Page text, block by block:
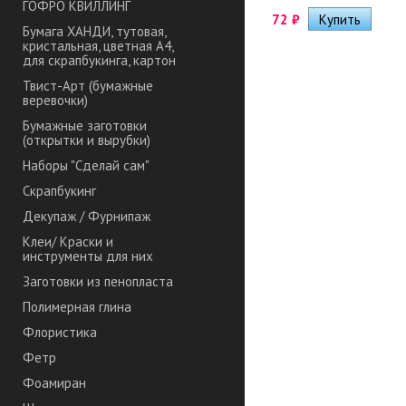
ГОФРО КВИЛЛИНГ
Бумага ХАНДИ, тутовая,
кристальная, цветная А4,
для скрапбукинга, картон
Твист-Арт (бумажные
веревочки)
Бумажные заготовки
(открытки и вырубки)
Наборы "Сделай сам"
Скрапбукинг
Декупаж / Фурнипаж
Клеи/ Краски и
инструменты для них
Заготовки из пенопласта
Полимерная глина
Флористика
Фетр
Фоамиран
72 ₽